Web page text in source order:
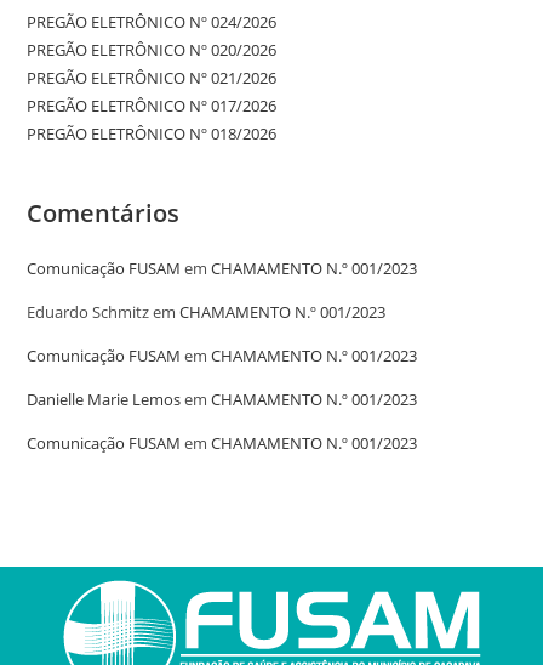
PREGÃO ELETRÔNICO Nº 024/2026
PREGÃO ELETRÔNICO Nº 020/2026
PREGÃO ELETRÔNICO Nº 021/2026
PREGÃO ELETRÔNICO Nº 017/2026
PREGÃO ELETRÔNICO Nº 018/2026
Comentários
Comunicação FUSAM emCHAMAMENTO N.º 001/2023
Eduardo SchmitzemCHAMAMENTO N.º 001/2023
Comunicação FUSAM emCHAMAMENTO N.º 001/2023
Danielle Marie LemosemCHAMAMENTO N.º 001/2023
Comunicação FUSAM emCHAMAMENTO N.º 001/2023